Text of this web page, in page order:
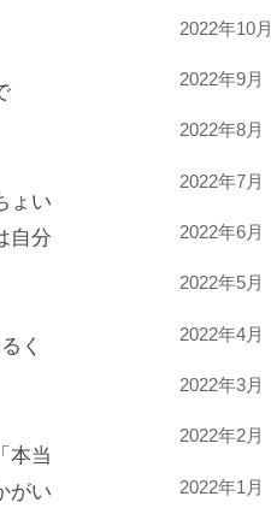
ょい
自分
く
本当
がい
2022年10月
2022年9月
2022年8月
2022年7月
2022年6月
2022年5月
2022年4月
2022年3月
2022年2月
2022年1月